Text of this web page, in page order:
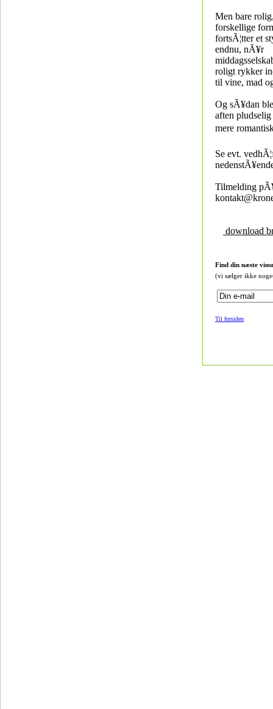
Men bare
forskellige
fortsÃ¦tter et
endnu, nÃ¥r
roligt rykker
til vine, mad
Og sÃ¥dan
aften
mere
Se evt.
Tilmelding
download
Find din næste
(vi sælger ikke
Til forsiden